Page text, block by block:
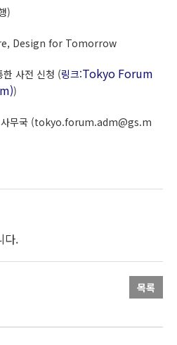
)
Design for Tomorrow
한 사전 신청 (링크:Tokyo Forum
)
무국 (tokyo.forum.adm@gs.m
다.
목록